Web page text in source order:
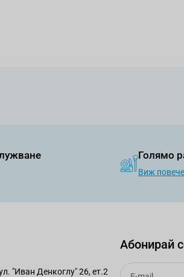
Голямо
Виж повече
"Иван Денкоглу" 26, ет.2
Абонирай
Email